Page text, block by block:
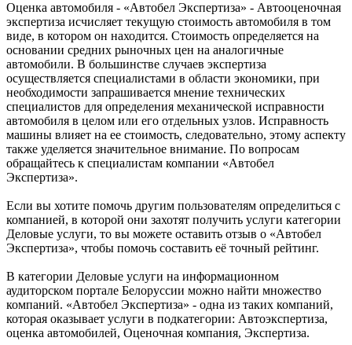
Оценка автомобиля - «Автобел Экспертиза» - Автооценочная
экспертиза исчисляет текущую стоимость автомобиля в том
виде, в котором он находится. Стоимость определяется на
основании средних рыночных цен на аналогичные
автомобили. В большинстве случаев экспертиза
осуществляется специалистами в области экономики, при
необходимости запрашивается мнение технических
специалистов для определения механической исправности
автомобиля в целом или его отдельных узлов. Исправность
машины влияет на ее стоимость, следовательно, этому аспекту
также уделяется значительное внимание. По вопросам
обращайтесь к специалистам компании «Автобел
Экспертиза».
Если вы хотите помочь другим пользователям определиться с
компанией, в которой они захотят получить услуги категории
Деловые услуги, то вы можете оставить отзыв о «Автобел
Экспертиза», чтобы помочь составить её точный рейтинг.
В категории Деловые услуги на информационном
аудиторском портале Белоруссии можно найти множество
компаний. «Автобел Экспертиза» - одна из таких компаний,
которая оказывает услуги в подкатегории: Автоэкспертиза,
оценка автомобилей, Оценочная компания, Экспертиза.